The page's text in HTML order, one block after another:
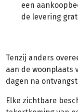
een
de levering
Tenzij anders
aan de woonplaats
dagen na
Elke zichtbare